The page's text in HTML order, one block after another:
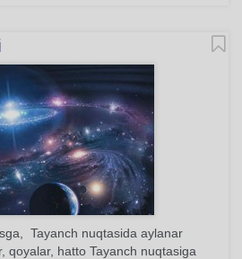
Tayanch nuqtasida aylanar
hatto Tayanch nuqtasiga